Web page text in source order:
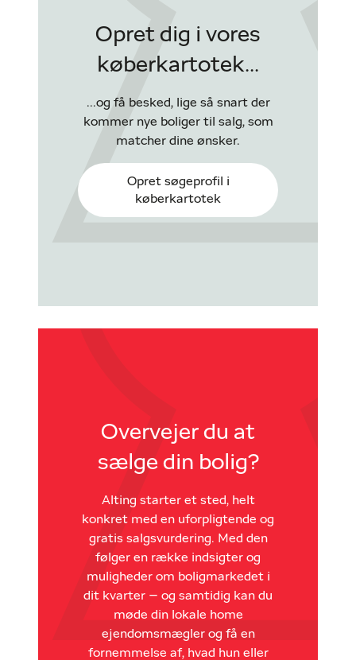
Opret dig i vores
køberkartotek...
...og få besked, lige så snart der
kommer nye boliger til salg, som
matcher dine ønsker.
Opret søgeprofil i
køberkartotek
Overvejer du at
sælge din bolig?
Alting starter et sted, helt
konkret med en uforpligtende og
gratis salgsvurdering. Med den
følger en række indsigter og
muligheder om boligmarkedet i
dit kvarter – og samtidig kan du
møde din lokale home
ejendomsmægler og få en
fornemmelse af, hvad hun eller